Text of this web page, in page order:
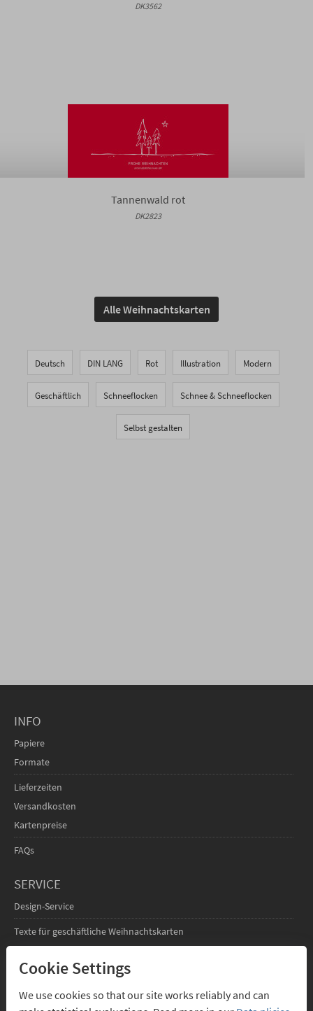
DK3562
Tannenwald rot
DK2823
Alle Weihnachtskarten
Deutsch DIN LANG Rot Illustration Modern
Geschäftlich Schneeflocken Schnee & Schneeflocken
Selbst gestalten
INFO
Papiere
Formate
Lieferzeiten
Versandkosten
Kartenpreise
FAQs
SERVICE
Design-Service
Texte für geschäftliche Weihnachtskarten
FÜR DESIGNER
Cookie Settings
We use cookies so that our site works reliably and can